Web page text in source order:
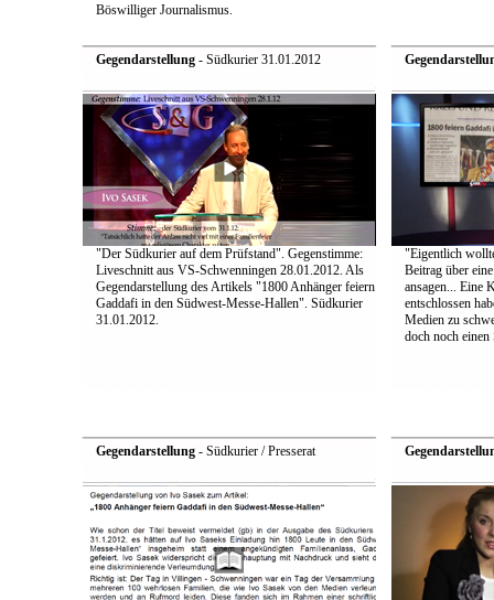
Böswilliger Journalismus.
Gegendarstellung- Südkurier 31.01.2012
"Der Südkurier auf dem Prüfstand". Gegenstimme:
Liveschnitt aus VS-Schwenningen 28.01.2012. Als
Gegendarstellung des Artikels "1800 Anhänger feiern
Gaddafi in den Südwest-Messe-Hallen". Südkurier
31.01.2012.
"Eigentlich
Beitrag über
ansagen... Eine
entschlossen
Medien zu
doch noch
Gegendarstellung- Südkurier / Presserat